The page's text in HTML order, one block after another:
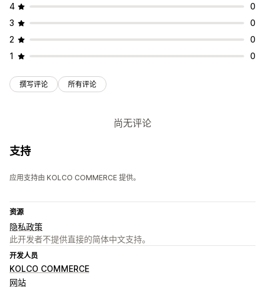
4
0
3
0
2
0
1
0
撰写评论 所有评论
尚无评论
支持
应用支持由 KOLCO COMMERCE 提供。
资源
隐私政策
此开发者不提供直接的简体中文支持。
开发人员
KOLCO COMMERCE
网站